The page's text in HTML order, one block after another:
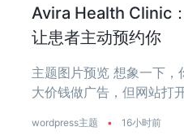
Avira Health Clinic
让患者主动预约你
主题图片预览 想象一下
大价钱做广告，但网站打
wordpress主题 • 16小时前